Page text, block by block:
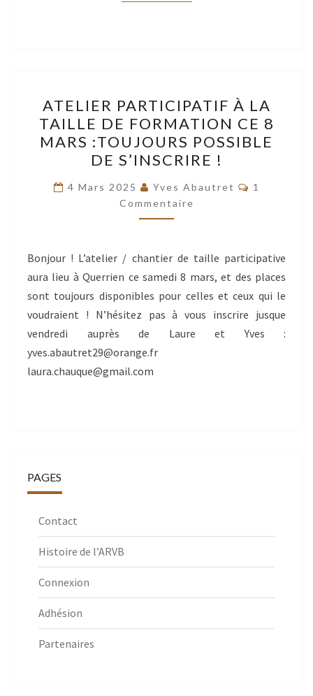
PARTICIPATIF
À
LA
TAILLE
DE
FORMATION
CE
MARS
:TOUJOURS
POSSIBLE
DE
S’INSCRIRE
!
ATELIER PARTICIPATIF À LA
TAILLE DE FORMATION CE 8
MARS :TOUJOURS POSSIBLE
DE S’INSCRIRE !
4 Mars 2025 Yves Abautret
1
Commentaire
Bonjour ! L’atelier / chantier de taille participative
aura lieu à Querrien ce samedi 8 mars, et des places
sont toujours disponibles pour celles et ceux qui le
voudraient ! N’hésitez pas à vous inscrire jusque
vendredi auprès de Laure et Yves :
yves.abautret29@orange.fr
laura.chauque@gmail.com
PAGES
Contact
Histoire de l’ARVB
Connexion
Adhésion
Partenaires